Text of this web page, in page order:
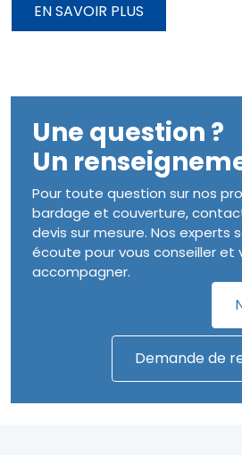
EN SAVOIR PLUS
Une question ?
Un
Pour toute question sur nos
bardage et couverture,
devis sur mesure. Nos experts
écoute pour vous conseiller et
accompagner.
Demande de